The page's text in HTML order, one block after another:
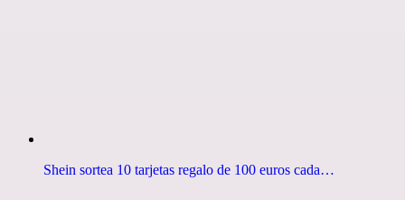
Shein sortea 10 tarjetas regalo de 100 euros cada…